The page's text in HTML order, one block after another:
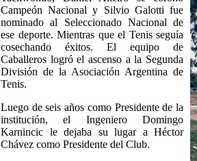
Campeón Nacional y Silvio Galotti fue
nominado al Seleccionado Nacional de
ese deporte. Mientras que el Tenis seguía
cosechando éxitos. El equipo de
Caballeros logró el ascenso a la Segunda
División de la Asociación Argentina de
Tenis.
Luego de seis años como Presidente de la
institución, el Ingeniero Domingo
Karnincic le dejaba su lugar a Héctor
Chávez como Presidente del Club.